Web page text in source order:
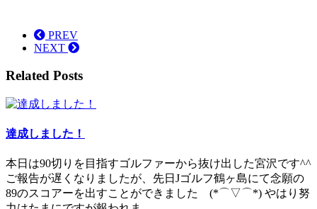
PREV
NEXT
Related Posts
達成しました！
本日は90切りを目指すゴルファーから抜け出した宮沢です^^
ご報告が遅くなりましたが、先日Jゴルフ鶴ヶ島にて念願の
89のスコアーを出すことができました (*⌒▽⌒*) やはり努